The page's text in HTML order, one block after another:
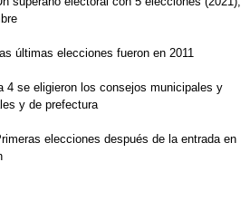
últimas elecciones fueron en 2011
4 se eligieron los consejos municipales y
y de prefectura
elecciones después de la entrada en